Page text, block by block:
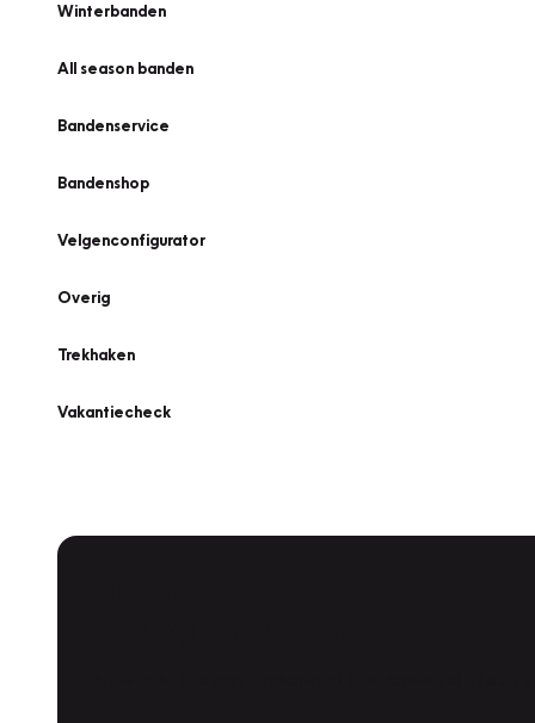
Winterbanden
All season banden
Bandenservice
Bandenshop
Velgenconfigurator
Overig
Trekhaken
Vakantiecheck